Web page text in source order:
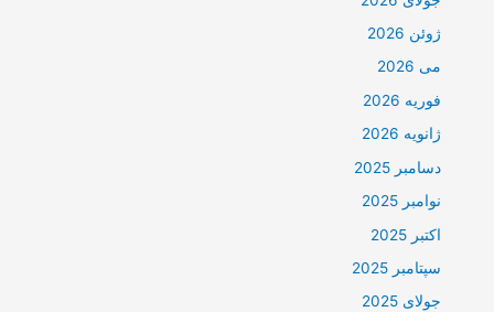
ژوئن 2026
می 2026
فوریه 2026
ژانویه 2026
دسامبر 2025
نوامبر 2025
اکتبر 2025
سپتامبر 2025
جولای 2025